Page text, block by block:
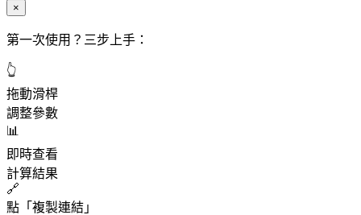
×
第一次使用？三步上手：
👆
拖動滑桿
調整參數
📊
即時查看
計算結果
🔗
點「複製連結」